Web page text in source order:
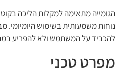
נוחות משמעותית בשימוש היומיומי.
להכביד על המשתמש ולא להפריע
מפרט טכני